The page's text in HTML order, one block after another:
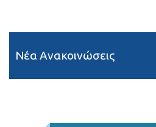
Νέα Ανακοινώσεις